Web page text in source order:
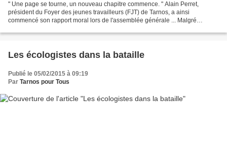
" Une page se tourne, un nouveau chapitre commence. " Alain Perret,
président du Foyer des jeunes travailleurs (FJT) de Tarnos, a ainsi
commencé son rapport moral lors de l'assemblée générale ... Malgré
Les écologistes dans la bataille
Publié le 05/02/2015 à 09:19
Par Tarnos pour Tous